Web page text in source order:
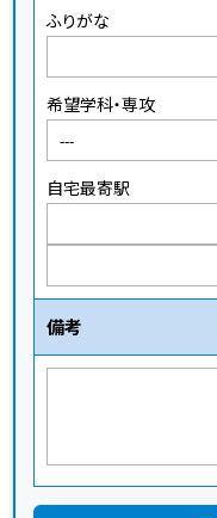
ふりがな
希望学科・専攻
自宅最寄駅
備考